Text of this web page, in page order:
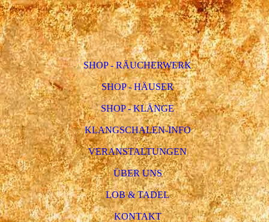
SHOP - RÄUCHERWERK
SHOP - HÄUSER
SHOP - KLÄNGE
KLANGSCHALEN-INFO
VERANSTALTUNGEN
ÜBER UNS
LOB & TADEL
KONTAKT